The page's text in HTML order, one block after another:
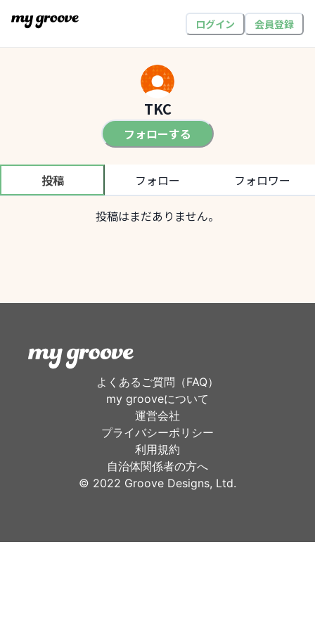
ログイン 会員登録
TKC
フォローする
投稿 フォロー フォロワー
投稿はまだありません。
よくあるご質問（FAQ）
my grooveについて
運営会社
プライバシーポリシー
利用規約
自治体関係者の方へ
©︎ 2022 Groove Designs, Ltd.